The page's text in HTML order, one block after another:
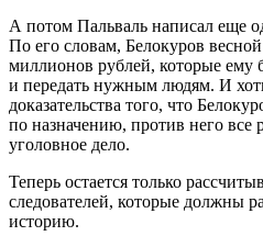
А потом Пальваль написал еще
По его словам, Белокуров
миллионов рублей, которые ему
и передать нужным людям. И
доказательства того, что
по назначению, против него все
уголовное дело.
Теперь остается только
следователей, которые должны
историю.